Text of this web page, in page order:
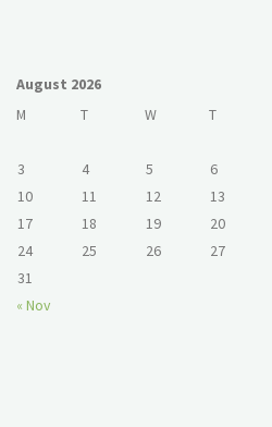
August 2026
M
T W T
« Nov
3
4 5 6
10
11 12 13
17
18 19 20
24
25 26 27
31